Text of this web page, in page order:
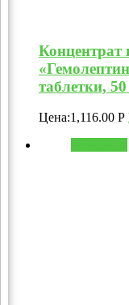
Концентрат
таблетки,
Цена:1,116.00 Р